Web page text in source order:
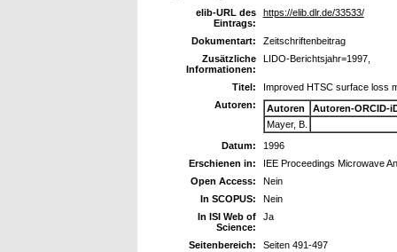
elib-URL des
Eintrags:
https://elib.dlr.de/33533/
Dokumentart:
Zeitschriftenbeitrag
Zusätzliche
Informationen:
LIDO-Berichtsjahr=1997,
Titel:
Improved HTSC surface loss
Autoren:
Autoren
Autoren-ORCID-
Mayer, B.
Datum:
1996
Erschienen in:
IEE Proceedings Microwave
Open Access:
Nein
In SCOPUS:
Nein
In ISI Web of
Science:
Ja
Seitenbereich:
Seiten 491-497